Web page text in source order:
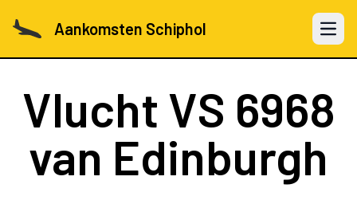
Aankomsten Schiphol Open
Vlucht VS 6968
van Edinburgh